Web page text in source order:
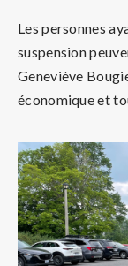
Les personnes
suspension
Geneviève
économique et